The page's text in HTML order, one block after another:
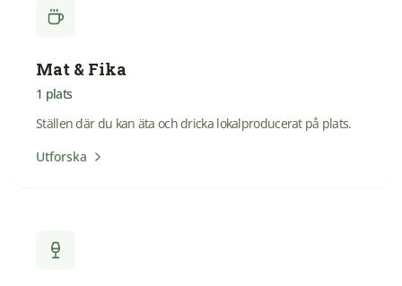
Mat & Fika
1 plats
Ställen där du kan äta och dricka lokalproducerat på plats.
Utforska